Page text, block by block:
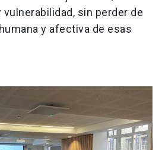
sin perder de
y afectiva de esas